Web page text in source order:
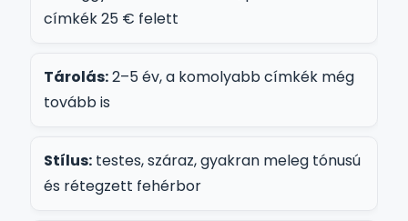
címkék 25 € felett
Tárolás:2–5 év, a komolyabb címkék még
tovább is
Stílus: testes, száraz, gyakran meleg tónusú
és rétegzett fehérbor